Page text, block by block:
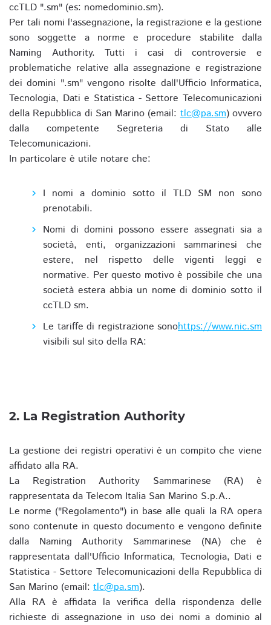
ccTLD ".sm" (es: nomedominio.sm).
Per tali nomi l'assegnazione, la registrazione e la gestione
sono soggette a norme e procedure stabilite dalla
Naming Authority. Tutti i casi di controversie e
problematiche relative alla assegnazione e registrazione
dei domini ".sm" vengono risolte dall'Ufficio Informatica,
Tecnologia, Dati e Statistica - Settore Telecomunicazioni
della Repubblica di San Marino (email:tlc@pa.sm) ovvero
dalla competente Segreteria di Stato alle
Telecomunicazioni.
In particolare è utile notare che:
I nomi a dominio sotto il TLD SM non sono
prenotabili.
Nomi di domini possono essere assegnati sia a
società, enti, organizzazioni sammarinesi che
estere, nel rispetto delle vigenti leggi e
normative. Per questo motivo è possibile che una
società estera abbia un nome di dominio sotto il
ccTLD sm.
Le tariffe di registrazione sono
visibili sul sito della RA:
https://www.nic.sm
2. La Registration Authority
La gestione dei registri operativi è un compito che viene
affidato alla RA.
La Registration Authority Sammarinese (RA) è
rappresentata da Telecom Italia San Marino S.p.A..
Le norme ("Regolamento") in base alle quali la RA opera
sono contenute in questo documento e vengono definite
dalla Naming Authority Sammarinese (NA) che è
rappresentata dall'Ufficio Informatica, Tecnologia, Dati e
Statistica - Settore Telecomunicazioni della Repubblica di
San Marino (email: tlc@pa.sm).
Alla RA è affidata la verifica della rispondenza delle
richieste di assegnazione in uso dei nomi a dominio al